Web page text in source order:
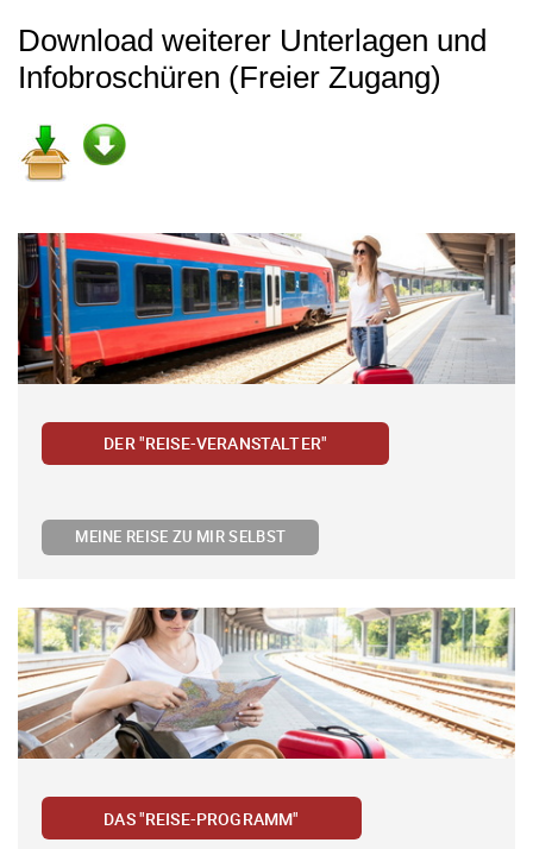
Download weiterer Unterlagen und
Infobroschüren (Freier Zugang)
DER "REISE-VERANSTALTER"
MEINE REISE ZU MIR SELBST
DAS "REISE-PROGRAMM"